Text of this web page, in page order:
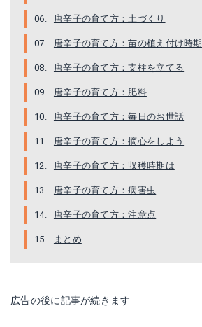
唐辛子の育て方：土づくり
唐辛子の育て方：苗の植え付け時期
唐辛子の育て方：支柱を立てる
唐辛子の育て方：肥料
唐辛子の育て方：毎日のお世話
唐辛子の育て方：摘心をしよう
唐辛子の育て方：収穫時期は
唐辛子の育て方：病害虫
唐辛子の育て方：注意点
まとめ
広告の後に記事が続きます